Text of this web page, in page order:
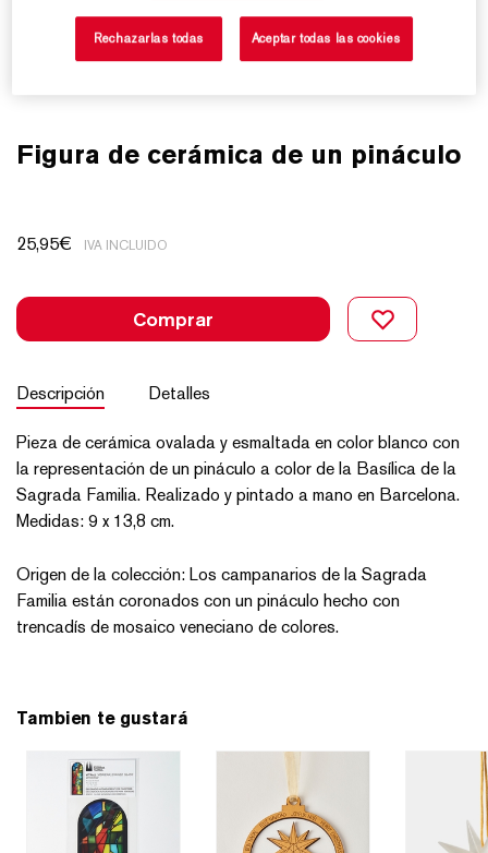
Figura de cerámica de un pináculo
25,95€ IVA INCLUIDO
Comprar
Descripción Detalles
Pieza de cerámica ovalada y esmaltada en color blanco con
la representación de un pináculo a color de la Basílica de la
Sagrada Familia. Realizado y pintado a mano en Barcelona.
Medidas: 9 x 13,8 cm.
Origen de la colección: Los campanarios de la Sagrada
Familia están coronados con un pináculo hecho con
trencadís de mosaico veneciano de colores.
Tambien te gustará
Rechazarlas todas Aceptar todas las cookies